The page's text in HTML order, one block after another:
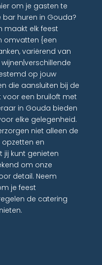
om je gasten te
huren in Gouda?
maakt elk feest
omvatten {een
variërend van
op jouw
die aansluiten bij de
voor een bruiloft met
in Gouda bieden
elke gelegenheid.
niet alleen de
en
jij kunt genieten
om onze
detail. Neem
je feest
de catering